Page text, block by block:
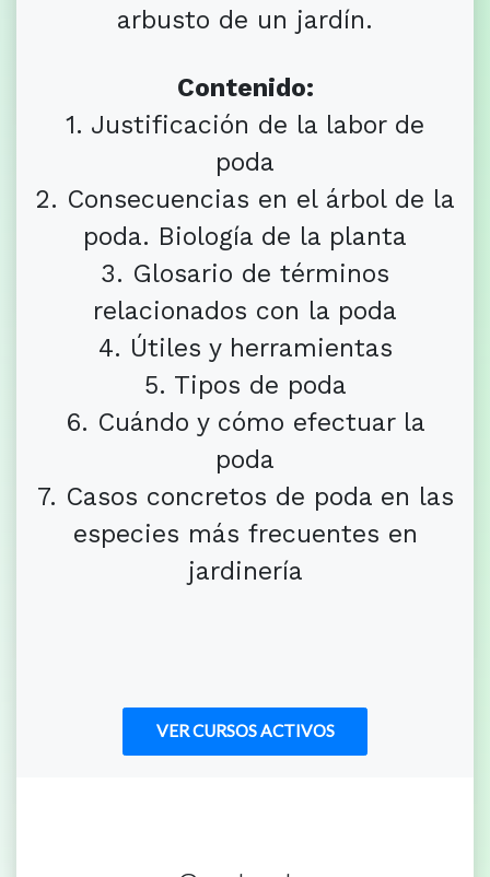
arbusto de un jardín.
Contenido:
1. Justificación de la labor de
poda
2. Consecuencias en el árbol de la
poda. Biología de la planta
3. Glosario de términos
relacionados con la poda
4. Útiles y herramientas
5. Tipos de poda
6. Cuándo y cómo efectuar la
poda
7. Casos concretos de poda en las
especies más frecuentes en
jardinería
VER CURSOS ACTIVOS